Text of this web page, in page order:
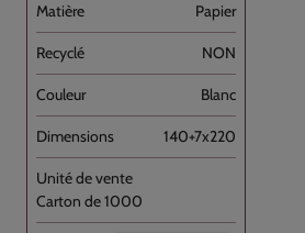
Papier
NON
Blanc
140+7x220
Carton de 1000